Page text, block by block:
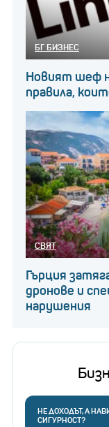
БГ БИЗНЕС
Новият шеф
правила,
СВЯТ
Гърция
дронове и
нарушения
НЕ ДОХОДЪТ, А
СИГУРНОСТ?